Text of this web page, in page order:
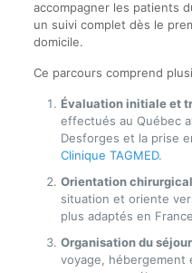
accompagner les patients
un suivi complet dès le
domicile.
Ce parcours comprend
Évaluation initiale et
effectués au Québec
Desforges et la prise
Clinique TAGMED.
Orientation
situation et oriente
plus adaptés en
Organisation du séjour
voyage, hébergement